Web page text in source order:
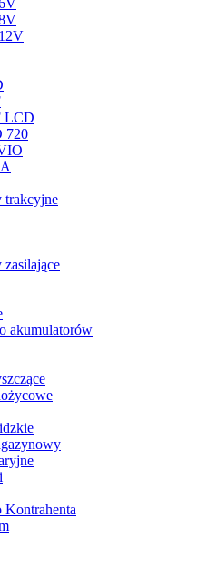
12V
LCD
720
trakcyjne
akumulatorów